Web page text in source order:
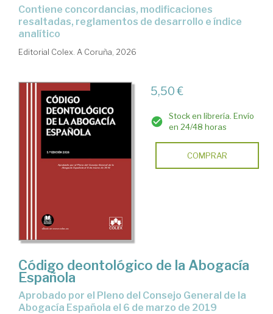
Contiene concordancias, modificaciones
resaltadas, reglamentos de desarrollo e índice
analítico
Editorial Colex. A Coruña, 2026
5,50 €
Stock en librería. Envío
en 24/48 horas
COMPRAR
Código deontológico de la Abogacía
Española
Aprobado por el Pleno del Consejo General de la
Abogacía Española el 6 de marzo de 2019